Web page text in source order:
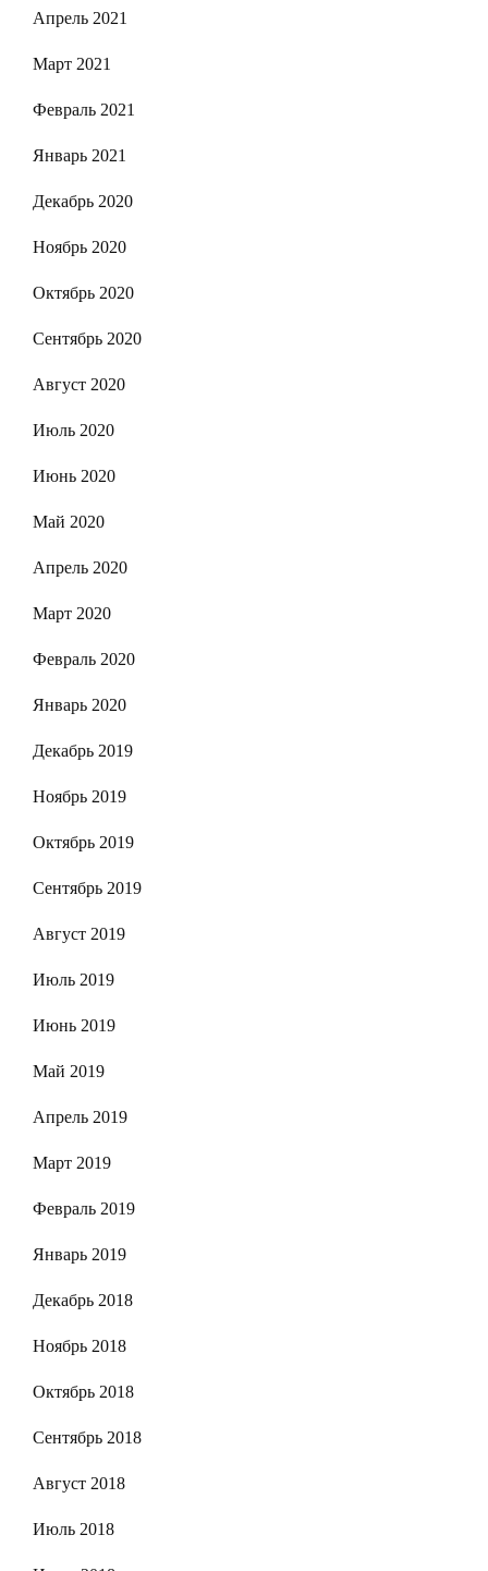
Апрель 2021
Март 2021
Февраль 2021
Январь 2021
Декабрь 2020
Ноябрь 2020
Октябрь 2020
Сентябрь 2020
Август 2020
Июль 2020
Июнь 2020
Май 2020
Апрель 2020
Март 2020
Февраль 2020
Январь 2020
Декабрь 2019
Ноябрь 2019
Октябрь 2019
Сентябрь 2019
Август 2019
Июль 2019
Июнь 2019
Май 2019
Апрель 2019
Март 2019
Февраль 2019
Январь 2019
Декабрь 2018
Ноябрь 2018
Октябрь 2018
Сентябрь 2018
Август 2018
Июль 2018